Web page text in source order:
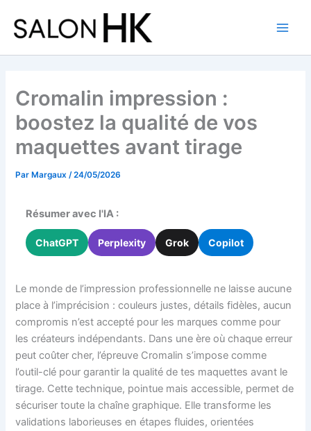
contenu
Cromalin impression :
boostez la qualité de vos
maquettes avant tirage
ParMargaux /24/05/2026
Résumer avec l'IA :
ChatGPT Perplexity Grok Copilot
Le monde de l’impression professionnelle ne laisse aucune
place à l’imprécision : couleurs justes, détails fidèles, aucun
compromis n’est accepté pour les marques comme pour
les créateurs indépendants. Dans une ère où chaque erreur
peut coûter cher, l’épreuve Cromalin s’impose comme
l’outil-clé pour garantir la qualité de tes maquettes avant le
tirage. Cette technique, pointue mais accessible, permet de
sécuriser toute la chaîne graphique. Elle transforme les
validations laborieuses en étapes fluides, orientées